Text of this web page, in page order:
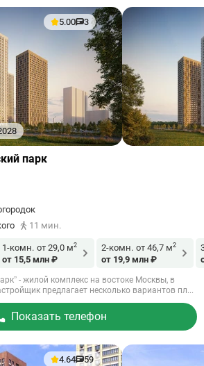
5.00 3
парк
11 мин.
1-комн. от 29,0 м2
от 15,5 млн ₽
2-комн. от 46,7 м2
от 19,9 млн ₽
- жилой комплекс на востоке Москвы, в
предлагает несколько вариантов пл...
Показать телефон
4.64 59